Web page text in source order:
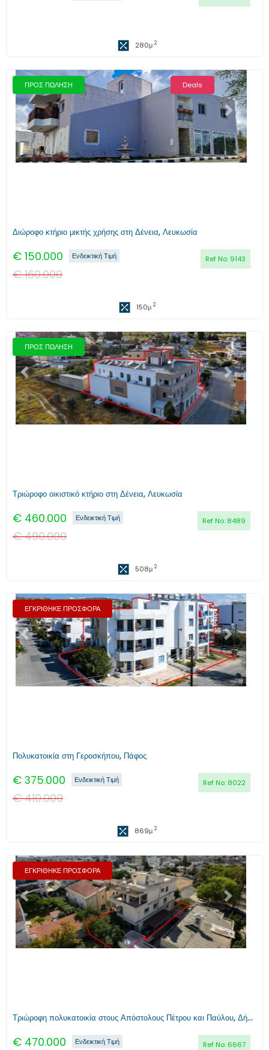
280μ 2
ΠΡΟΣ ΠΩΛΗΣΗ Deals
Προηγούμενο Επόμενο
Διώροφο κτήριο μικτής χρήσης στη Δένεια, Λευκωσία
€ 150.000 Ref No: 9143
Ενδεικτική Τιμή
€160.000
150μ 2
ΠΡΟΣ ΠΩΛΗΣΗ
Προηγούμενο Επόμενο
Τριώροφο οικιστικό κτήριο στη Δένεια, Λευκωσία
€ 460.000 Ref No: 8489
Ενδεικτική Τιμή
€490.000
508μ 2
ΕΓΚΡΙΘΗΚΕ ΠΡΟΣΦΟΡΑ
Προηγούμενο Επόμενο
Πολυκατοικία στη Γεροσκήπου, Πάφος
€ 375.000 Ref No: 8022
Ενδεικτική Τιμή
€410.000
869μ 2
ΕΓΚΡΙΘΗΚΕ ΠΡΟΣΦΟΡΑ
Προηγούμενο Επόμενο
Τριώροφη πολυκατοικία στους Απόστολους Πέτρου και Παύλου, Δήμο Λεμεσού
€ 470.000 Ref No: 6667
Ενδεικτική Τιμή